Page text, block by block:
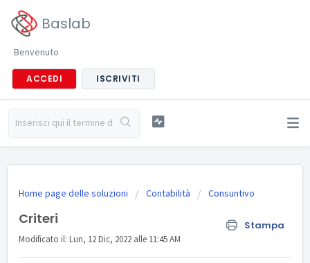
Baslab
Benvenuto
ACCEDI ISCRIVITI
Home page delle soluzioni Contabilità Consuntivo
Criteri Stampa
Modificato il: Lun, 12 Dic, 2022 alle 11:45 AM